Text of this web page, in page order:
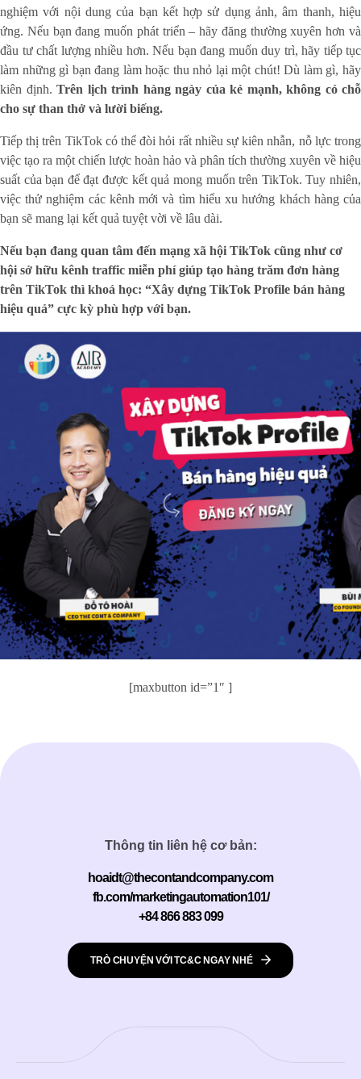
nghiệm với nội dung của bạn kết hợp sử dụng ảnh, âm thanh, hiệu
ứng. Nếu bạn đang muốn phát triển – hãy đăng thường xuyên hơn và
đầu tư chất lượng nhiều hơn. Nếu bạn đang muốn duy trì, hãy tiếp tục
làm những gì bạn đang làm hoặc thu nhỏ lại một chút! Dù làm gì, hãy
kiên định. Trên lịch trình hàng ngày của kẻ mạnh, không có chỗ
cho sự than thở và lười biếng.
Tiếp thị trên TikTok có thể đòi hỏi rất nhiều sự kiên nhẫn, nỗ lực trong
việc tạo ra một chiến lược hoàn hảo và phân tích thường xuyên về hiệu
suất của bạn để đạt được kết quả mong muốn trên TikTok. Tuy nhiên,
việc thử nghiệm các kênh mới và tìm hiểu xu hướng khách hàng của
bạn sẽ mang lại kết quả tuyệt vời về lâu dài.
Nếu bạn đang quan tâm đến mạng xã hội TikTok cũng như cơ
hội sở hữu kênh traffic miễn phí giúp tạo hàng trăm đơn hàng
trên TikTok thì khoá học: “Xây dựng TikTok Profile bán hàng
hiệu quả” cực kỳ phù hợp với bạn.
[maxbutton id=”1″ ]
Thông tin liên hệ cơ bản:
hoaidt@thecontandcompany.com
fb.com/marketingautomation101/
+84 866 883 099
TRÒ CHUYỆN VỚI TC&C NGAY NHÉ